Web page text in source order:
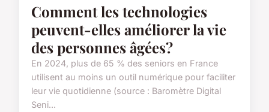
Comment les technologies
peuvent-elles améliorer la vie
des personnes âgées?
En 2024, plus de 65 % des seniors en France
utilisent au moins un outil numérique pour faciliter
leur vie quotidienne (source : Baromètre Digital
Seni...